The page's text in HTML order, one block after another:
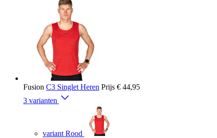
Fusion C3 Singlet Heren Prijs € 44,95
3 varianten
variant Rood